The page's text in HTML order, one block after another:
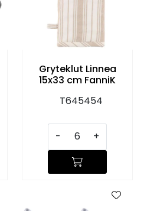
Gryteklut Linnea
15x33 cm FanniK
T645454
- +